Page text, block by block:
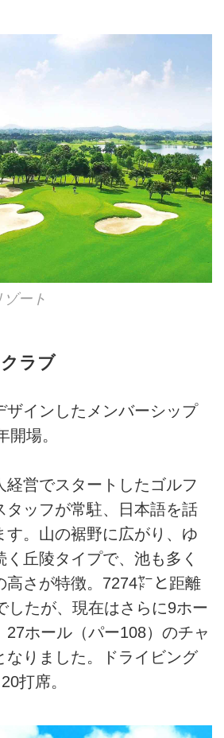
ート
ラブ
ザインしたメンバーシップ
開場。
経営でスタートしたゴルフ
タッフが常駐、日本語を話
す。山の裾野に広がり、ゆ
く丘陵タイプで、池も多く
高さが特徴。7274㍎と距離
したが、現在はさらに9ホー
27ホール（パー108）のチャ
なりました。ドライビング
打席。